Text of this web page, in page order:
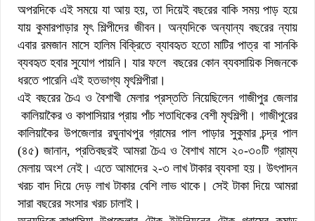
অপরদিকে এই সময়ে যা আয় হয়, তা দিয়েই বছরের বাকি সময় পাড় হয়ে
যায় কুমারপাড়ার মৃৎ শিল্পীদের জীবন। অন্যদিকে অন্যান্য বছরের ন্যায়
এবার রমজান মাসে হালিম বিক্রিতে ব্যাবহৃত হতো মাটির পাত্র বা সানকি
ব্যবহৃত হবার সুযোগ পায়নি। যার ফলে বছরের কোন ব্যবসায়িক সিজনকে
ধরতে পারেনি এই হতভাগ্য মৃৎশিল্পীরা।
এই বছরের চৈএ ও বৈশাখী মেলার প্রস্ততি নিয়েছিলেন গাজীপুর জেলার
কালিয়াকৈর ও কাপাসিয়ার প্রায় পাঁচ শতাধিকের বেশী মৃৎশিল্পী। গাজীপুরের
কালিয়াকৈর উপজেলার রঘুনাথপুর গ্রামের পাল পাড়ার সুকুমার চন্দ্র পাল
(৪৫) জানান, প্রতিবছরই আমরা চৈএ ও বৈশাখ মাসে ২০-৩০টি গ্রাম্য
মেলায় অংশ নেই। এতে আমাদের ২-৩ লাখ টাকার ব্যবসা হয়। উৎপাদন
খরচ বাদ দিয়ে দেড় লাখ টাকার বেশি লাভ থাকে। সেই টাকা দিয়ে আমরা
সারা বছরের সংসার খরচ চালাই।